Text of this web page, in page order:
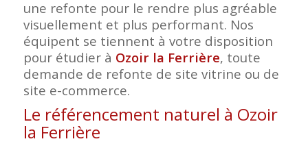
une refonte pour le rendre plus agréable
visuellement et plus performant. Nos
équipent se tiennent à votre disposition
pour étudier à Ozoir la Ferrière, toute
demande de refonte de site vitrine ou de
site e-commerce.
Le référencement naturel à Ozoir
la Ferrière